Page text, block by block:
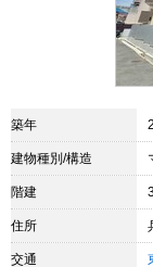
築年
建物種別/構造
階建
住所
交通